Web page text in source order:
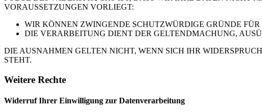
VORAUSSETZUNGEN VORLIEGT:
WIR KÖNNEN ZWINGENDE SCHUTZWÜRDIGE GRÜNDE
DIE VERARBEITUNG DIENT DER GELTENDMACHUNG,
DIE AUSNAHMEN GELTEN NICHT, WENN SICH IHR
STEHT.
Weitere Rechte
Widerruf Ihrer Einwilligung zur Datenverarbeitung